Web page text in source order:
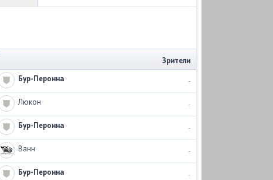
Зрители
Бур-Перонна -
Люкон -
Бур-Перонна -
Ванн -
Бур-Перонна -